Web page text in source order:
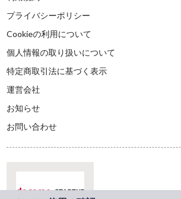
プライバシーポリシー
Cookieの利用について
個人情報の取り扱いについて
特定商取引法に基づく表示
運営会社
お知らせ
お問い合わせ